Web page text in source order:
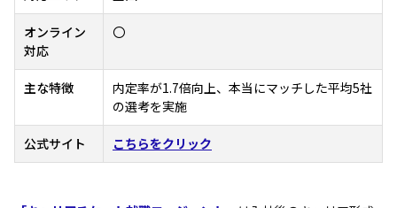
オンライン
対応
〇
主な特徴
内定率が1.7倍向上、本当にマッチした平均5社
の選考を実施
公式サイト こちらをクリック